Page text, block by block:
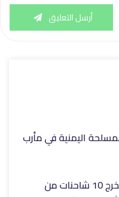
أرسل التعليق
اليمنية في مأرب
الاحتلال الأمريكي يخرج 10 شاحنات من